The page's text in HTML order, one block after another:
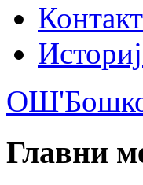
Контакт
ОШ'Бошко
Главни